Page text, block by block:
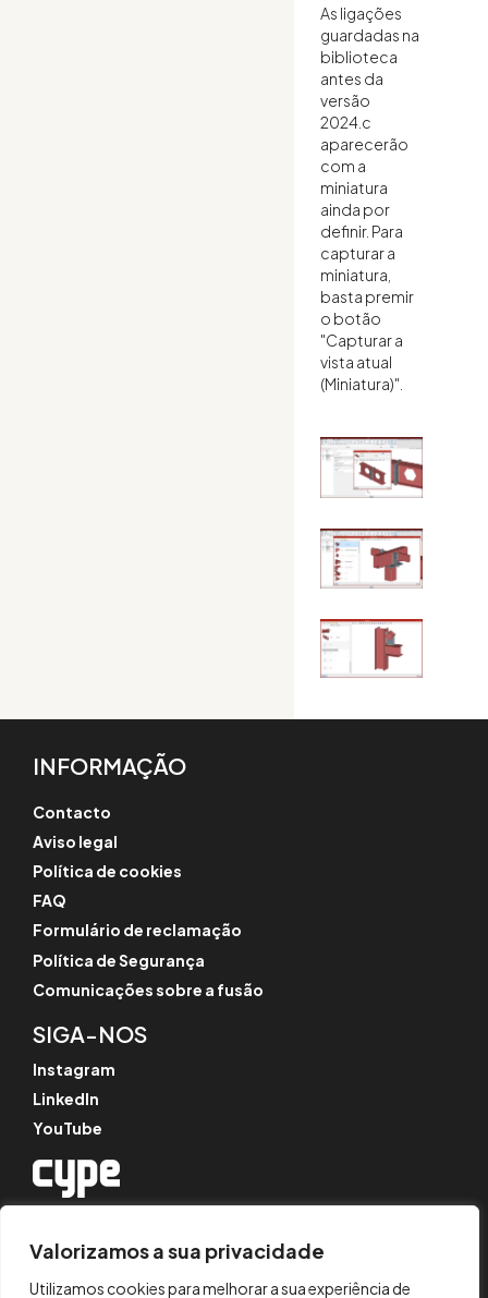
Valorizamos a sua privacidade
Utilizamos cookies para melhorar a sua experiência de
As ligações
guardadas na
biblioteca
antes da
versão
2024.c
aparecerão
com a
miniatura
ainda por
definir. Para
capturar a
miniatura,
basta premir
o botão
"Capturar a
vista atual
(Miniatura)".
INFORMAÇÃO
Contacto
Aviso legal
Política de cookies
FAQ
Formulário de reclamação
Política de Segurança
Comunicações sobre a fusão
SIGA-NOS
Instagram
LinkedIn
YouTube
Av. de Loring, 4
03003 Alicante, Espanha